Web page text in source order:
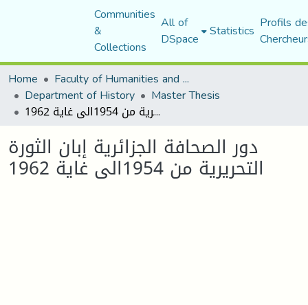
Communities
&
Collections
All of
DSpace Statistics Profils
Home
Faculty of Humanities and Social Sciences
Department of History Master Thesis
دور الصحافة الجزائرية إبان الثورة التحريرية من 1954الى غاية 1962
دور الصحافة الجزائرية إبان الثورة
التحريرية من 1954الى غاية 1962